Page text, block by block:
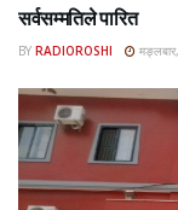
सर्वसम्मतिले पारित
BY RADIOROSHI